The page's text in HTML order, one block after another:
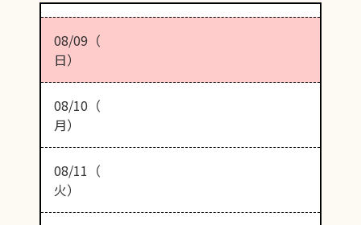
08/09（
日）
08/10（
月）
08/11（
火）